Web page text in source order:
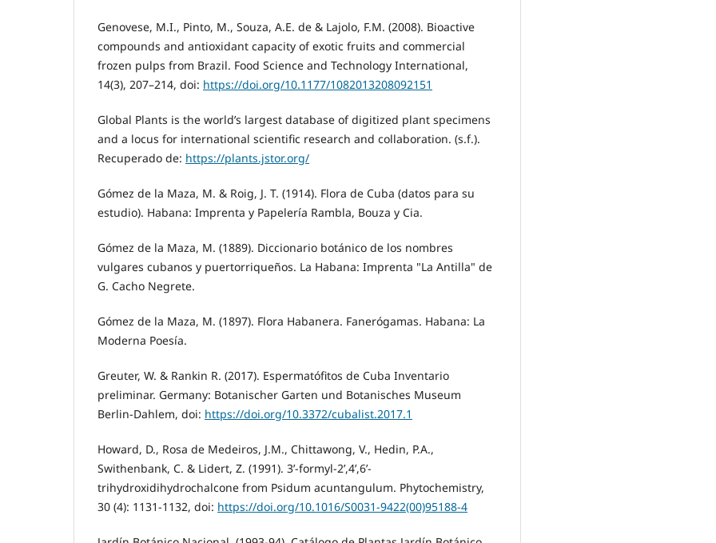
Genovese, M.I., Pinto, M., Souza, A.E. de & Lajolo, F.M. (2008). Bioactive
compounds and antioxidant capacity of exotic fruits and commercial
frozen pulps from Brazil. Food Science and Technology International,
14(3), 207–214, doi: https://doi.org/10.1177/1082013208092151
Global Plants is the world’s largest database of digitized plant specimens
and a locus for international scientific research and collaboration. (s.f.).
Recuperado de: https://plants.jstor.org/
Gómez de la Maza, M. & Roig, J. T. (1914). Flora de Cuba (datos para su
estudio). Habana: Imprenta y Papelería Rambla, Bouza y Cia.
Gómez de la Maza, M. (1889). Diccionario botánico de los nombres
vulgares cubanos y puertorriqueños. La Habana: Imprenta "La Antilla" de
G. Cacho Negrete.
Gómez de la Maza, M. (1897). Flora Habanera. Fanerógamas. Habana: La
Moderna Poesía.
Greuter, W. & Rankin R. (2017). Espermatófitos de Cuba Inventario
preliminar. Germany: Botanischer Garten und Botanisches Museum
Berlin-Dahlem, doi: https://doi.org/10.3372/cubalist.2017.1
Howard, D., Rosa de Medeiros, J.M., Chittawong, V., Hedin, P.A.,
Swithenbank, C. & Lidert, Z. (1991). 3’-formyl-2’,4’,6’-
trihydroxidihydrochalcone from Psidum acuntangulum. Phytochemistry,
30 (4): 1131-1132, doi: https://doi.org/10.1016/S0031-9422(00)95188-4